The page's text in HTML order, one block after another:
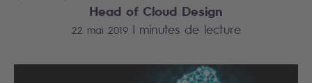
Head of Cloud Design
22 mai 2019 | minutes de lecture